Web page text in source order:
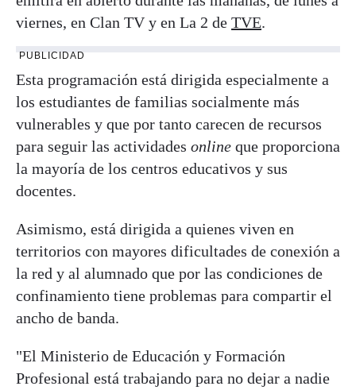
viernes, en Clan TV y en La 2 de TVE.
PUBLICIDAD
Esta programación está dirigida especialmente a
los estudiantes de familias socialmente más
vulnerables y que por tanto carecen de recursos
para seguir las actividades online que proporciona
la mayoría de los centros educativos y sus
docentes.
Asimismo, está dirigida a quienes viven en
territorios con mayores dificultades de conexión a
la red y al alumnado que por las condiciones de
confinamiento tiene problemas para compartir el
ancho de banda.
"El Ministerio de Educación y Formación
Profesional está trabajando para no dejar a nadie